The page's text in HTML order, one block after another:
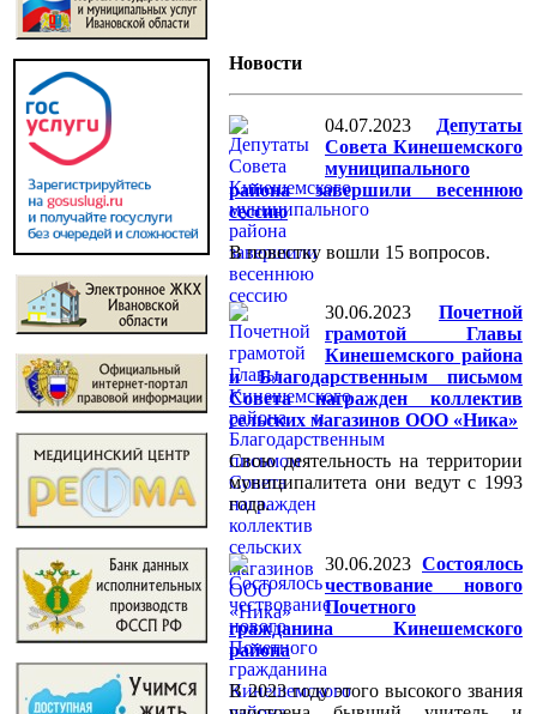
Новости
04.07.2023
Депутаты
Совета Кинешемского
муниципального
района завершили весеннюю
сессию
В повестку вошли 15 вопросов.
30.06.2023
Почетной
грамотой Главы
Кинешемского района
и Благодарственным письмом
Совета награжден коллектив
сельских магазинов ООО «Ника»
Свою деятельность на территории
муниципалитета они ведут с 1993
года.
30.06.2023 Состоялось
чествование нового
Почетного
гражданина Кинешемского
района
В 2023 году этого высокого звания